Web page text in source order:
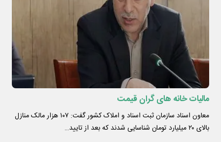
مالیات خانه های گران قیمت
معاون اسناد سازمان ثبت اسناد و املاک کشور گفت: ۱۰۷ هزار مالک منازل
بالای ۲۰ میلیارد تومان شناسایی شدند که بعد از تایید…